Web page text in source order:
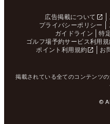
広告掲載について
プライバシーポリシー
ガイドライン
特
ゴルフ場予約サービス利用規
ポイント利用規約
お
掲載されている全てのコンテンツ
©